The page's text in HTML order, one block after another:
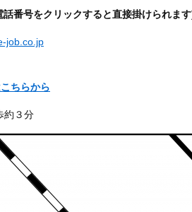
話番号をクリックすると直接掛けられま
job.co.jp
ちらから
約３分